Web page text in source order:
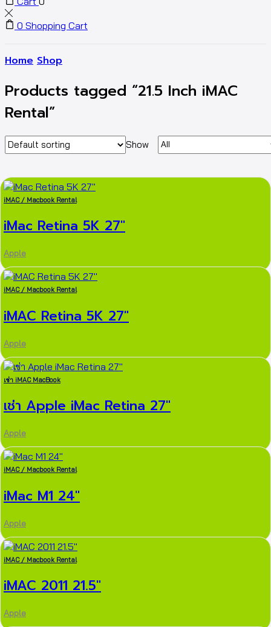
0 Shopping Cart
Home Shop
Products tagged “21.5 Inch iMAC
Rental”
Show
iMAC / Macbook Rental
iMac Retina 5K 27″
Apple
iMAC / Macbook Rental
iMAC Retina 5K 27″
Apple
เช่า iMAC MacBook
เช่า Apple iMac Retina 27″
Apple
iMAC / Macbook Rental
iMac M1 24″
Apple
iMAC / Macbook Rental
iMAC 2011 21.5″
Apple